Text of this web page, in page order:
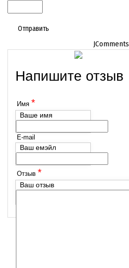
Отправить
JComments
Напишите отзыв
Имя *
Ваше имя
E-mail
Ваш емэйл
Отзыв *
Ваш отзыв